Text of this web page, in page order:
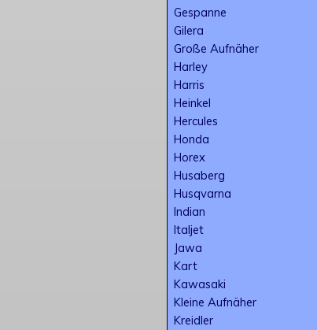
Gespanne
Gilera
Große Aufnäher
Harley
Harris
Heinkel
Hercules
Honda
Horex
Husaberg
Husqvarna
Indian
Italjet
Jawa
Kart
Kawasaki
Kleine Aufnäher
Kreidler